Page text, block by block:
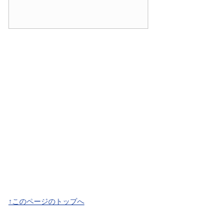
↑このページのトップへ